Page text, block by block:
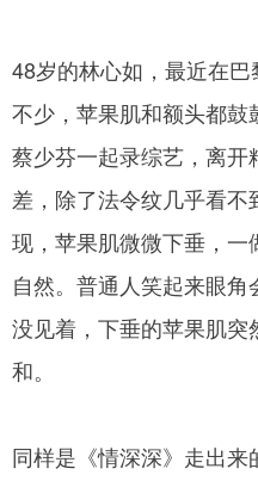
48岁的林心如，最近在
不少，苹果肌和额头都鼓
蔡少芬一起录综艺，离
差，除了法令纹几乎看
现，苹果肌微微下垂，
自然。普通人笑起来眼
没见着，下垂的苹果肌
和。
同样是《情深深》走出